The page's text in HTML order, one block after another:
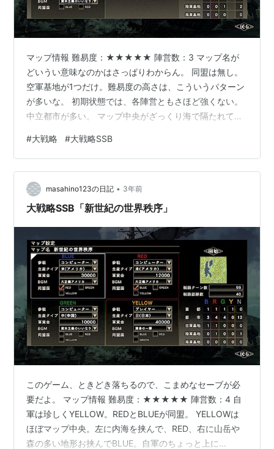
マップ情報 難易度：★★★★★ 陣営数：3 マップ名が
どいうい意味なのかはさっぱりわからん。 同盟は無し。
空軍基地が1つだけ。難易度の高さは、こういうパターン
が多いな。 初期状態では、各陣営ともさほど強くない。
中立都市が多い。 マップ中央がざっくり海で隔たれてい
GREENがマップ中央下部、REDは右上という配置。 攻略
メモ マップ左半分の中立都市と陸軍基地を抑えること
と、おそらくREDからやってくる空軍を迎撃するのが序
盤の目標。 マップ上部の海岸沿いに対空兵器を配置。思
ったほど、空軍はやってこないけど、生産拠点からは離
#大戦略 #大戦略SSB
masahino123の日記 • 3年前
大戦略SSB「新世紀の世界秩序」
このゲーム、ときどき落ちるので、こまめなセーブが必
要だよ。 マップ情報 難易度：★★★★★ 陣営数：4 自
軍は珍しくYELLOW。REDとBLUEが同盟。 YELLOWは
ほぼマップ中央。左に内海を挟んで、RED、右に山岳や
森の多い地形お挟んでBLUE。自軍のちょっと上に